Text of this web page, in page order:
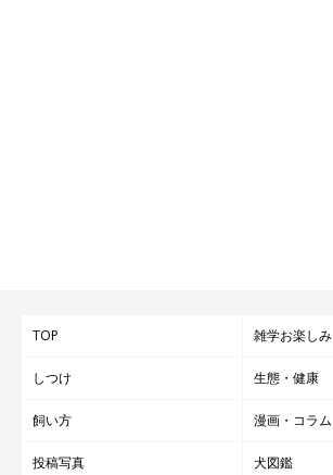
TOP 雑学お楽しみ
しつけ 生態・健康
飼い方 漫画・コラム
投稿写真 犬図鑑